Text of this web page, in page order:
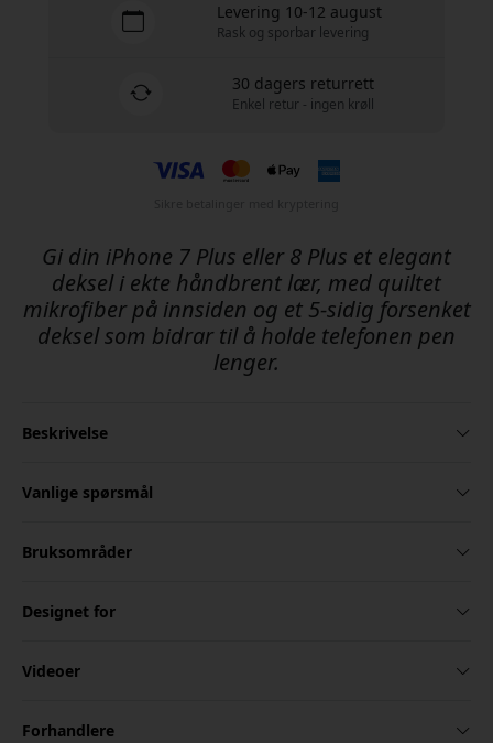
Levering 10-12 august
Rask og sporbar levering
30 dagers returrett
Enkel retur - ingen krøll
Gi din iPhone 7 Plus eller 8 Plus et elegant
deksel i ekte håndbrent lær, med quiltet
mikrofiber på innsiden og et 5-sidig forsenket
deksel som bidrar til å holde telefonen pen
lenger.
Beskrivelse
Vanlige spørsmål
Bruksområder
Designet for
Videoer
Forhandlere